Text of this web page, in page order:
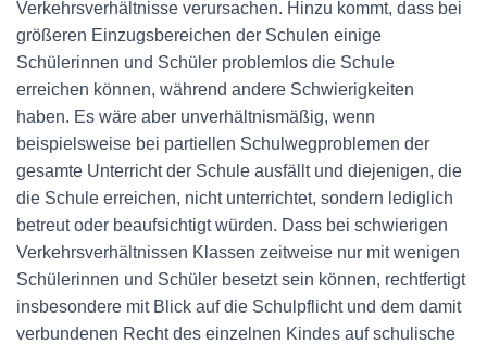
Verkehrsverhältnisse verursachen. Hinzu kommt, dass bei
größeren Einzugsbereichen der Schulen einige
Schülerinnen und Schüler problemlos die Schule
erreichen können, während andere Schwierigkeiten
haben. Es wäre aber unverhältnismäßig, wenn
beispielsweise bei partiellen Schulwegproblemen der
gesamte Unterricht der Schule ausfällt und diejenigen, die
die Schule erreichen, nicht unterrichtet, sondern lediglich
betreut oder beaufsichtigt würden. Dass bei schwierigen
Verkehrsverhältnissen Klassen zeitweise nur mit wenigen
Schülerinnen und Schüler besetzt sein können, rechtfertigt
insbesondere mit Blick auf die Schulpflicht und dem damit
verbundenen Recht des einzelnen Kindes auf schulische